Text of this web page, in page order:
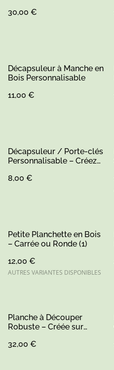
Murale Bois Sur Mesure –
30,00 €
Décapsuleur à Manche en
Bois Personnalisable
11,00 €
Décapsuleur / Porte-clés
Personnalisable – Créez
8,00 €
Petite Planchette en Bois
– Carrée ou Ronde (1)
12,00 €
AUTRES VARIANTES DISPONIBLES
Planche à Découper
Robuste – Créée sur
32,00 €